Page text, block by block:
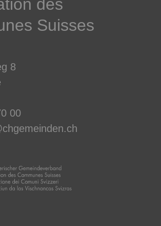
des­
­Suisses
8
00
chg m nd n ch